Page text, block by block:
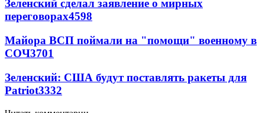
Зеленский сделал заявление о мирных
переговорах4598
Майора ВСП поймали на "помощи" военному в
СОЧ3701
Зеленский: США будут поставлять ракеты для
Patriot3332